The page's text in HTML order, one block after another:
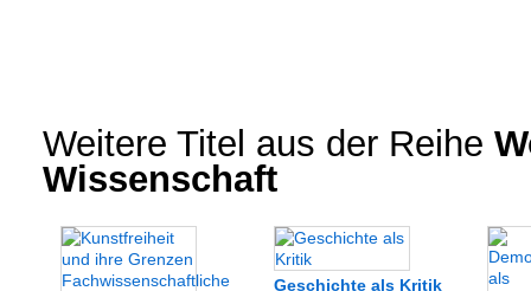
Weitere Titel aus der Reihe
Wissenschaft
Geschichte als Kritik